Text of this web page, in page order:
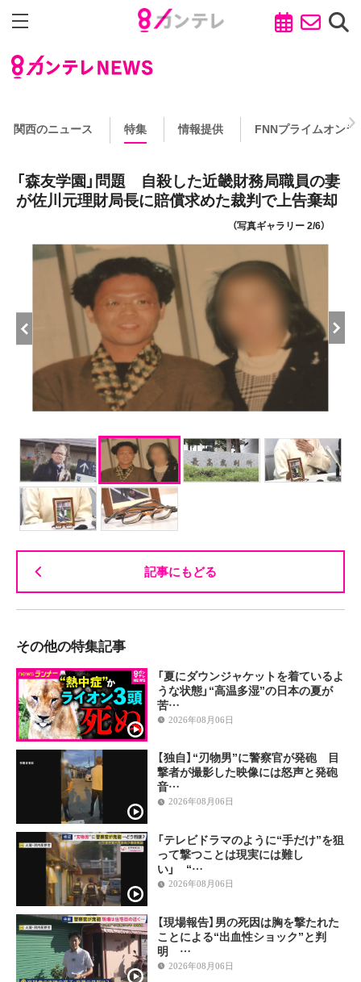
関西のニュース 特集 情報提供 FNNプライムオンラ
「森友学園」問題 自殺した近畿財務局職員の妻
が佐川元理財局長に賠償求めた裁判で上告棄却
（写真ギャラリー 2/6）
記事にもどる
その他の特集記事
「夏にダウンジャケットを着ているよ
うな状態」“高温多湿”の日本の夏が
苦…
2026年08月06日
【独自】“刃物男”に警察官が発砲 目
撃者が撮影した映像には怒声と発砲
音…
2026年08月06日
「テレビドラマのように“手だけ”を狙
って撃つことは現実には難し
い」 “…
2026年08月06日
【現場報告】男の死因は胸を撃たれた
ことによる“出血性ショック”と判
明 …
2026年08月06日